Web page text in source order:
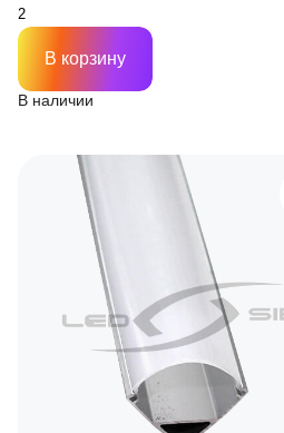
В наличии
В корзину